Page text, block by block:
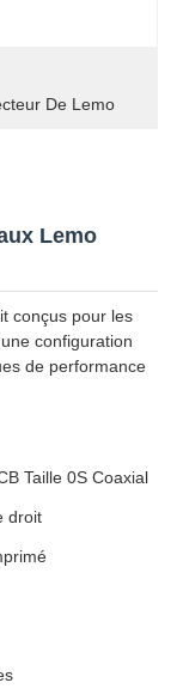
De Lemo
Lemo
conçus pour les
configuration
de performance
Taille 0S Coaxial
droit